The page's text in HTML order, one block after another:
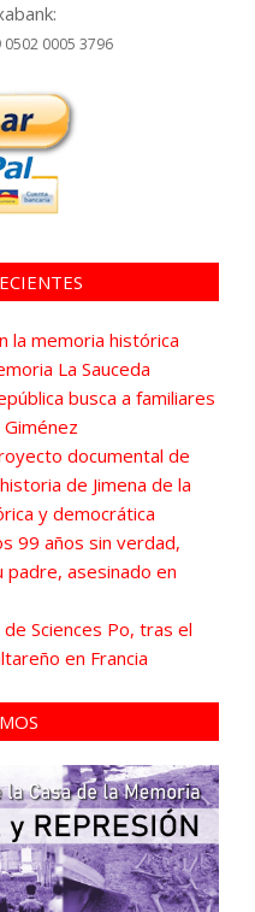
0502 0005 3796
la memoria histórica
La Sauceda
busca a familiares
documental de
de Jimena de la
y democrática
99 años sin verdad,
padre, asesinado en
Sciences Po, tras el
en Francia